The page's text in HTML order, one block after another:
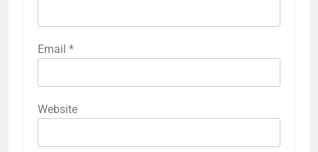
Email *
Website